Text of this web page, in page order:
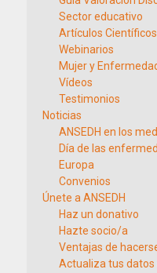
Sector educativo
Artículos Científicos
Webinarios
Mujer y
Vídeos
Testimonios
Noticias
ANSEDH en los
Día de las
Europa
Convenios
Únete a ANSEDH
Haz un donativo
Hazte socio/a
Ventajas de
Actualiza tus datos